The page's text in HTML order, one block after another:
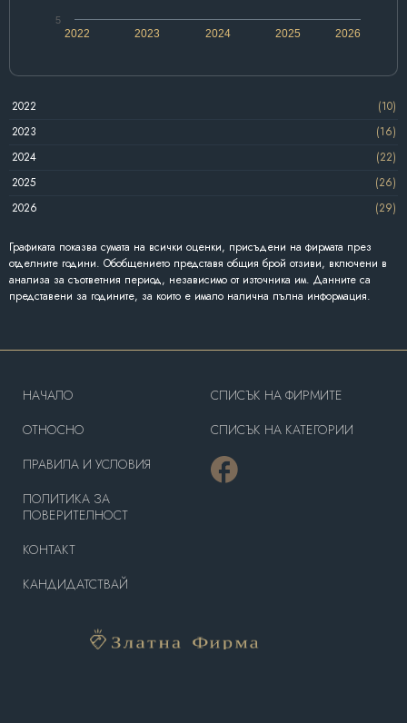
2022 2024 2026
2023 2025
5
2022
(10)
2023
(16)
2024
(22)
2025
(26)
2026
(29)
Графиката показва сумата на всички оценки, присъдени на фирмата през
отделните години. Обобщението представя общия брой отзиви, включени в
анализа за съответния период, независимо от източника им. Данните са
представени за годините, за които е имало налична пълна информация.
HAЧАЛО
OТНОСНО
ПРАВИЛА И УСЛОВИЯ
ПОЛИТИКА ЗА
ПОВЕРИТЕЛНОСТ
КОНТАКТ
КАНДИДАТСТВАЙ
СПИСЪК НА ФИРМИТЕ
СПИСЪК НА КАТЕГОРИИ